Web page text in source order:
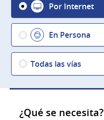
Por Internet
En Persona
Todas las vías
¿Qué se necesita?